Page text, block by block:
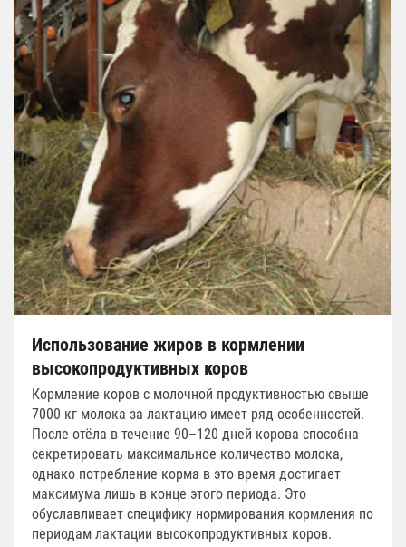
Использование жиров в кормлении
высокопродуктивных коров
Кормление коров с молочной продуктивностью свыше
7000 кг молока за лактацию имеет ряд особенностей.
После отёла в течение 90–120 дней корова способна
секретировать максимальное количество молока,
однако потребление корма в это время достигает
максимума лишь в конце этого периода. Это
обуславливает специфику нормирования кормления по
периодам лактации высокопродуктивных коров.